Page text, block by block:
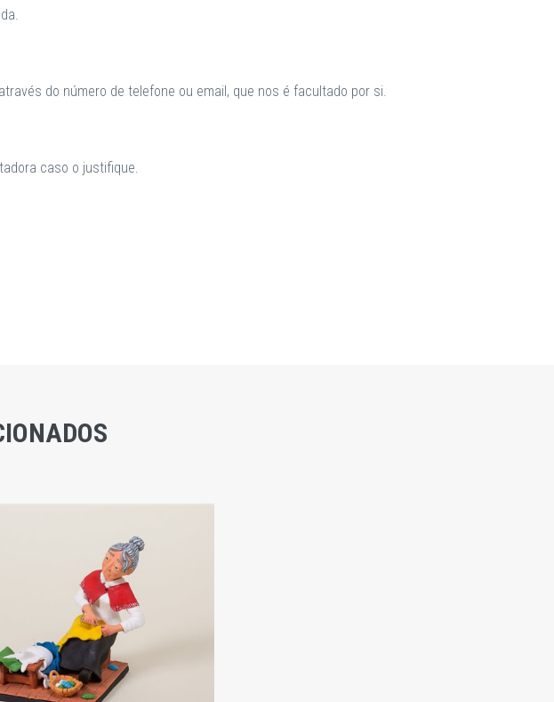
do número de telefone ou email, que nos é facultado por si.
caso o justifique.